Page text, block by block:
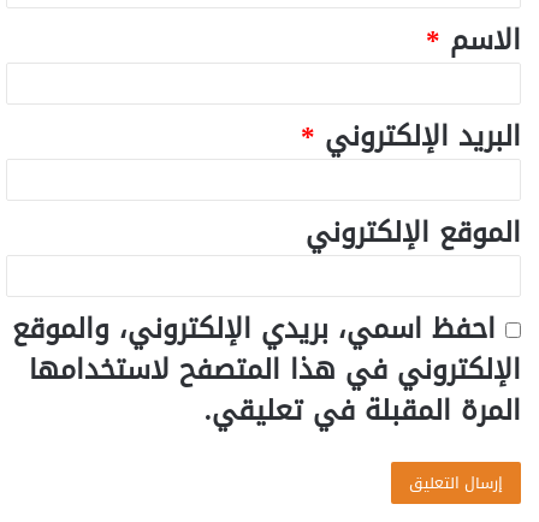
الاسم *
البريد الإلكتروني *
الموقع الإلكتروني
احفظ اسمي، بريدي الإلكتروني، والموقع
الإلكتروني في هذا المتصفح لاستخدامها
المرة المقبلة في تعليقي.